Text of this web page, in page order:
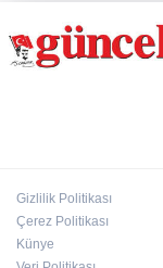
Gizlilik Politikası
Çerez Politikası
Künye